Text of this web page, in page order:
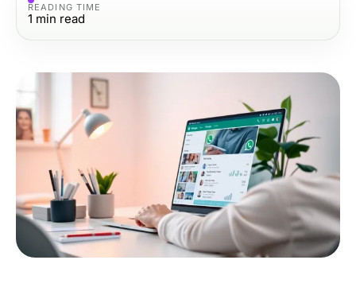
READING TIME
1 min read